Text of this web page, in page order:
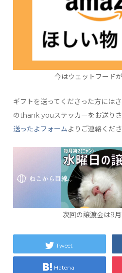
今はウェットフード
ギフトを送ってくださった方には
のthank youステッカーをお送りさ
送ったよフォームよりご連絡くださ
次回の譲渡会は9月
Tweet
Hatena